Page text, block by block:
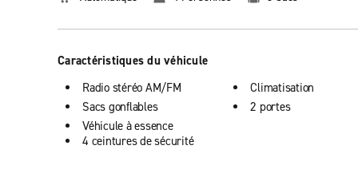
Caractéristiques du véhicule
Radio stéréo AM/FM
Sacs gonflables
Véhicule à essence
Climatisation
2 portes
4 ceintures de sécurité